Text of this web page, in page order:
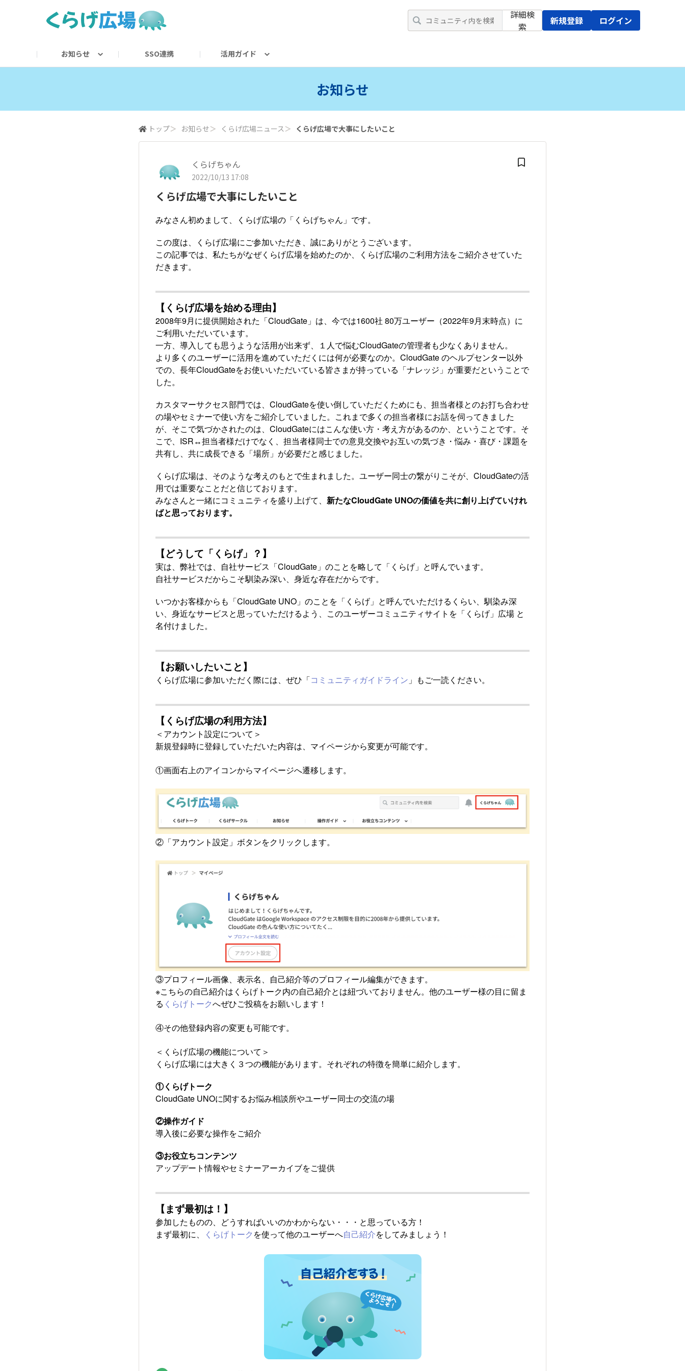
詳細検
索
新規登録 ログイン
お知らせ SSO連携 活用ガイド
お知らせ
トップ＞ お知らせ＞ くらげ広場ニュース＞ くらげ広場で大事にしたいこと
くらげちゃん
2022/10/13 17:08
くらげ広場で大事にしたいこと
みなさん初めまして、くらげ広場の「くらげちゃん」です。
この度は、くらげ広場にご参加いただき、誠にありがとうございます。
この記事では、私たちがなぜくらげ広場を始めたのか、くらげ広場のご利用方法をご紹介させていた
だきます。
【くらげ広場を始める理由】
2008年9月に提供開始された「CloudGate」は、今では1600社 80万ユーザー（2022年9月末時点）に
ご利用いただいています。
一方、導入しても思うような活用が出来ず、１人で悩むCloudGateの管理者も少なくありません。
より多くのユーザーに活用を進めていただくには何が必要なのか。CloudGate のヘルプセンター以外
での、長年CloudGateをお使いいただいている皆さまが持っている「ナレッジ」が重要だということで
した。
カスタマーサクセス部門では、CloudGateを使い倒していただくためにも、担当者様とのお打ち合わせ
の場やセミナーで使い方をご紹介していました。これまで多くの担当者様にお話を伺ってきました
が、そこで気づかされたのは、CloudGateにはこんな使い方・考え方があるのか、ということです。そ
こで、ISR↔️担当者様だけでなく、担当者様同士での意見交換やお互いの気づき・悩み・喜び・課題を
共有し、共に成長できる「場所」が必要だと感じました。
くらげ広場は、そのような考えのもとで生まれました。ユーザー同士の繋がりこそが、CloudGateの活
用では重要なことだと信じております。
みなさんと一緒にコミュニティを盛り上げて、 新たなCloudGate UNOの価値を共に創り上げていけれ
ばと思っております。
【どうして「くらげ」？】
実は、弊社では、自社サービス「CloudGate」のことを略して「くらげ」と呼んでいます。
自社サービスだからこそ馴染み深い、身近な存在だからです。
いつかお客様からも「CloudGate UNO」のことを「くらげ」と呼んでいただけるくらい、馴染み深
い、身近なサービスと思っていただけるよう、このユーザーコミュニティサイトを「くらげ」広場 と
名付けました。
【お願いしたいこと】
くらげ広場に参加いただく際には、ぜひ「コミュニティガイドライン 」もご一読ください。
【くらげ広場の利用方法】
＜アカウント設定について＞
新規登録時に登録していただいた内容は、マイページから変更が可能です。
①画面右上のアイコンからマイページへ遷移します。
②「アカウント設定」ボタンをクリックします。
③プロフィール画像、表示名、自己紹介等のプロフィール編集ができます。
※こちらの自己紹介はくらげトーク内の自己紹介とは紐づいておりません。他のユーザー様の目に留ま
る くらげトークへぜひご投稿をお願いします！
④その他登録内容の変更も可能です。
＜くらげ広場の機能について＞
くらげ広場には大きく３つの機能があります。それぞれの特徴を簡単に紹介します。
①くらげトーク
CloudGate UNOに関するお悩み相談所やユーザー同士の交流の場
②操作ガイド
導入後に必要な操作をご紹介
③お役立ちコンテンツ
アップデート情報やセミナーアーカイブをご提供
【まず最初は！】
参加したものの、どうすればいいのかわからない・・・と思っている方！
まず最初に、
くらげトーク を使って他のユーザーへ自己紹介をしてみましょう！